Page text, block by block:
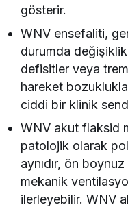
gösterir.
WNV ensefaliti,
durumda
defisitler veya
hareket
ciddi bir klinik
WNV akut flaksid
patolojik olarak
aynıdır, ön
mekanik
ilerleyebilir. WNV